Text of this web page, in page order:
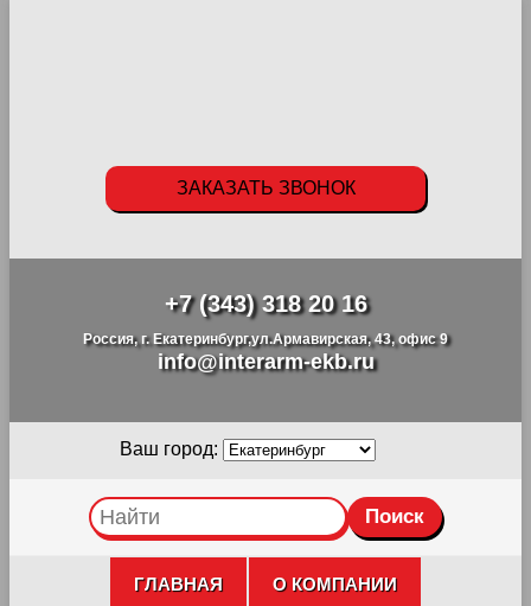
+7 (343) 318 20 16
Россия, г. Екатеринбург,ул.Армавирская, 43, офис 9
info@interarm-ekb.ru
ЗАКАЗАТЬ ЗВОНОК
Ваш город:
ГЛАВНАЯ О КОМПАНИИ